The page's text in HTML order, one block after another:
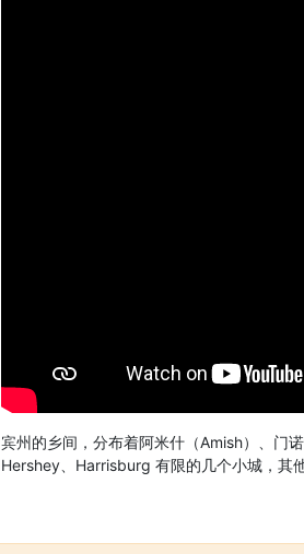
宾州的乡间，分布着阿米什（Amish）、门
Hershey、Harrisburg 有限的几个小城，其